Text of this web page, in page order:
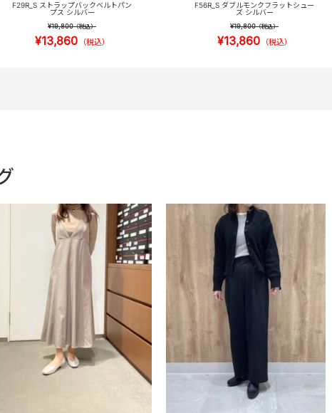
F29R_S ストラップバックベルトパン
プス シルバー
¥19,800（税込）
¥13,860 （税込）
F56R_S ダブルモンクフラットシュー
ズ シルバー
¥19,800（税込）
¥13,860 （税込）